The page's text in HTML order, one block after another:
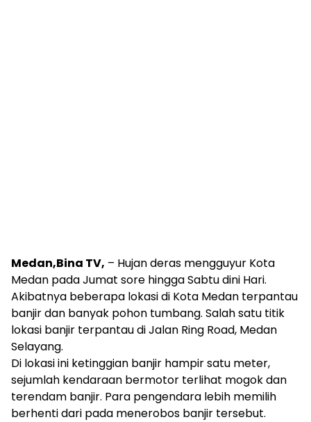
Medan,Bina TV, – Hujan deras mengguyur Kota
Medan pada Jumat sore hingga Sabtu dini Hari.
Akibatnya beberapa lokasi di Kota Medan terpantau
banjir dan banyak pohon tumbang. Salah satu titik
lokasi banjir terpantau di Jalan Ring Road, Medan
Selayang.
Di lokasi ini ketinggian banjir hampir satu meter,
sejumlah kendaraan bermotor terlihat mogok dan
terendam banjir. Para pengendara lebih memilih
berhenti dari pada menerobos banjir tersebut.